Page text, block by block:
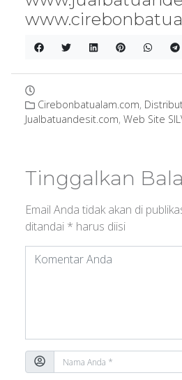
Cirebonbatualam.com,
Jualbatuandesit.com, Web Site
Tinggalkan
Email Anda tidak akan di
ditandai * harus diisi